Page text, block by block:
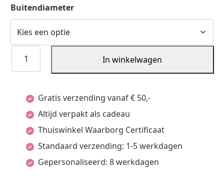
Buitendiameter
Oorringen
Gediamanteerd
Gerhodineerd
aantal
In winkelwagen
Gratis verzending vanaf € 50,-
Altijd verpakt als cadeau
Thuiswinkel Waarborg Certificaat
Standaard verzending: 1-5 werkdagen
Gepersonaliseerd: 8 werkdagen